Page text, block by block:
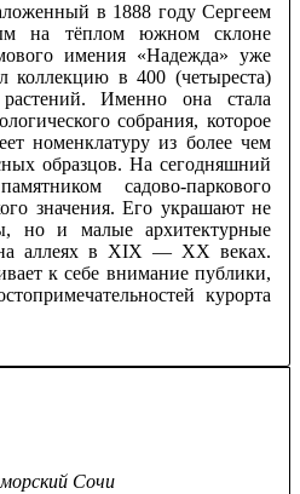
в 1888 году Сергеем
на тёплом южном склоне
имения «Надежда» уже
коллекцию в 400 (четыреста)
растений. Именно она стала
собрания, которое
номенклатуру из более чем
образцов. На сегодняшний
садово-паркового
значения. Его украшают не
но и малые архитектурные
аллеях в XIX — XX веках.
к себе внимание публики,
курорта
Сочи